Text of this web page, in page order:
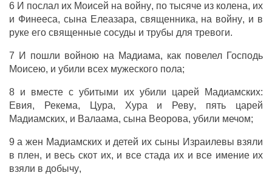
6 И послалих Моисей на войну, потысяче из колена, их
и Финееса, сына Елеазара, священника, на войну, и в
рукеего священные сосуды и трубы для тревоги.
7 И пошли войноюна Мадиама, как повелел Господь
Моисею, и убили всех мужеского пола;
8 и вместес убитыми ихубили царей Мадиамских:
Евия, Рекема, Цура, Хура и Реву, пять
царей
Мадиамских, и Валаама, сына Веорова, убили мечом;
9 ажен Мадиамскихи детей их сыны Израилевы взяли
в плен, и весьскот их, и всестада их и все имениеих
взяли в добычу,